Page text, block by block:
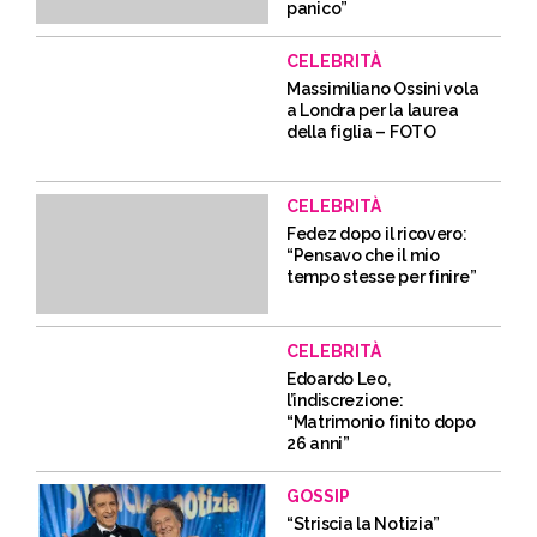
panico”
CELEBRITÀ
Massimiliano Ossini vola
a Londra per la laurea
della figlia – FOTO
CELEBRITÀ
Fedez dopo il ricovero:
“Pensavo che il mio
tempo stesse per finire”
CELEBRITÀ
Edoardo Leo,
l’indiscrezione:
“Matrimonio finito dopo
26 anni”
GOSSIP
“Striscia la Notizia”